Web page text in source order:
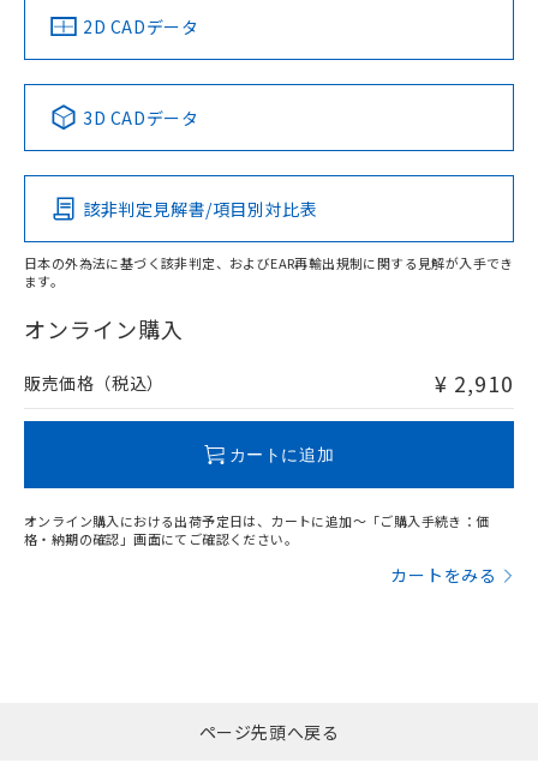
中国 RoHS 注意事項・凡例
Pb Hg Cd Cr(VI)
O
在庫等で未対応品が混在する可能性があります。
問い合わせください。
2D CADデータ
3D CADデータ
該非判定見解書/項目別対比表
日本の外為法に基づく該非判定、およびEAR再輸出規制に関する見解が入手でき
ます。
オンライン購入
販売価格（税込） ¥ 2,910
カートに追加
オンライン購入における出荷予定日は、カートに追加～「ご購入手続き：価
格・納期の確認」画面にてご確認ください。
カートをみる
ページ先頭へ戻る